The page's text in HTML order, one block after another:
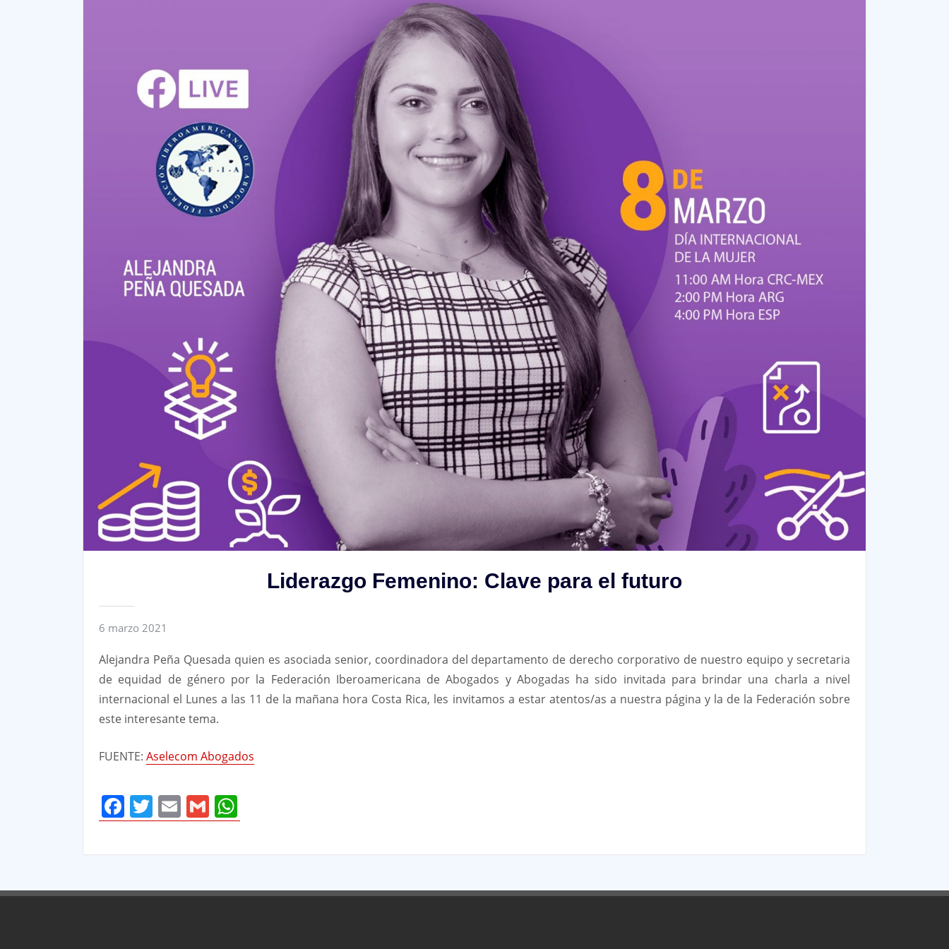
Liderazgo Femenino: Clave para el futuro
6 marzo 2021
Alejandra Peña Quesada quien es asociada senior, coordinadora del departamento de derecho corporativo de nuestro equipo y secretaria
de equidad de género por la Federación Iberoamericana de Abogados y Abogadas ha sido invitada para brindar una charla a nivel
internacional el Lunes a las 11 de la mañana hora Costa Rica, les invitamos a estar atentos/as a nuestra página y la de la Federación sobre
este interesante tema.
FUENTE: Aselecom Abogados
Facebook
Twitter
Email
Gmail